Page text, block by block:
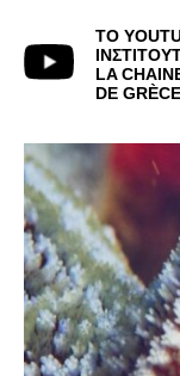
ΤΟ
LA
DE GRÈCE